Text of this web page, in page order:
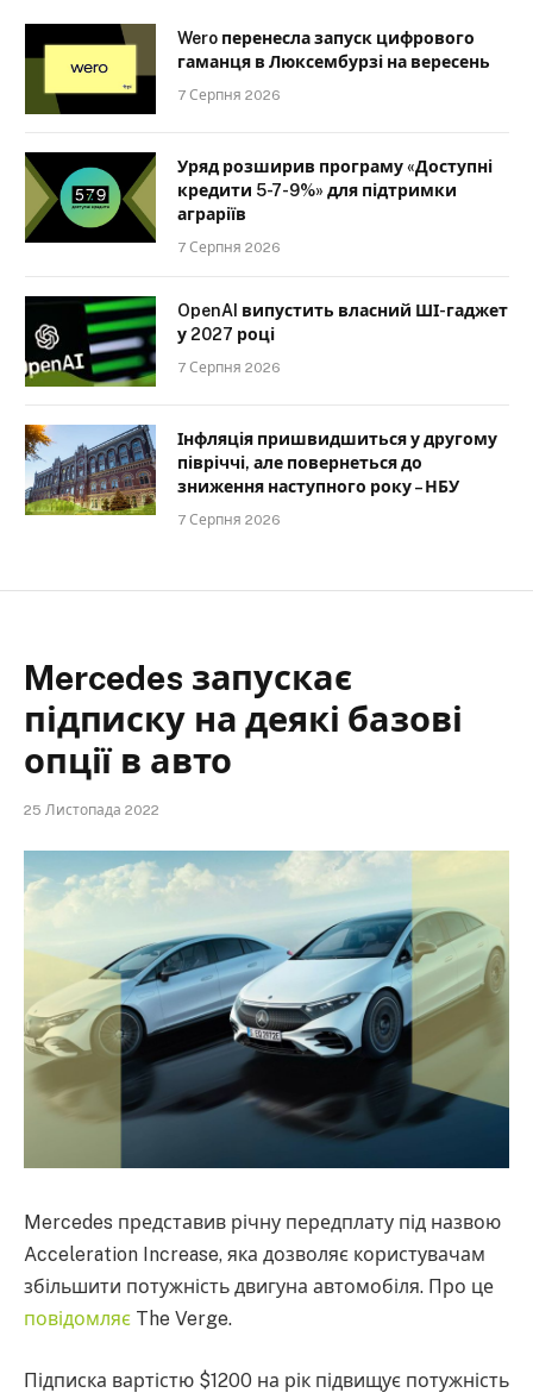
Wero перенесла запуск цифрового
гаманця в Люксембурзі на вересень
7 Серпня 2026
Уряд розширив програму «Доступні
кредити 5-7-9%» для підтримки
аграріїв
7 Серпня 2026
OpenAI випустить власний ШІ-гаджет
у 2027 році
7 Серпня 2026
Інфляція пришвидшиться у другому
півріччі, але повернеться до
зниження наступного року – НБУ
7 Серпня 2026
Mercedes запускає
підписку на деякі базові
опції в авто
25 Листопада 2022
Mercedes представив річну передплату під назвою
Acceleration Increase, яка дозволяє користувачам
збільшити потужність двигуна автомобіля. Про це
повідомляє The Verge.
Підписка вартістю $1200 на рік підвищує потужність